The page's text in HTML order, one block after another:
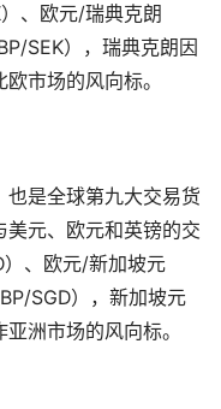
、欧元/瑞典克朗
SEK），瑞典克朗因
市场的风向标。
是全球第九大交易货
元、欧元和英镑的交
、欧元/新加坡元
SGD），新加坡元
洲市场的风向标。